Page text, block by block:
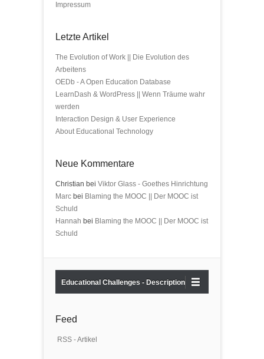
Impressum
Letzte Artikel
The Evolution of Work || Die Evolution des
Arbeitens
OEDb - A Open Education Database
LearnDash & WordPress || Wenn Träume wahr
werden
Interaction Design & User Experience
About Educational Technology
Neue Kommentare
Christian bei Viktor Glass - Goethes Hinrichtung
Marc bei Blaming the MOOC || Der MOOC ist
Schuld
Hannah bei Blaming the MOOC || Der MOOC ist
Schuld
Educational Challenges - Description
Feed
RSS - Artikel